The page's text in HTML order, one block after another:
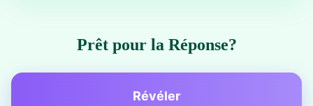
Prêt pour la Réponse?
Révéler